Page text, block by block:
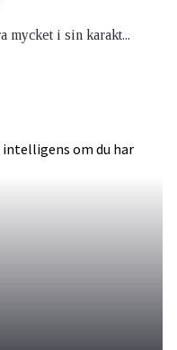
mycket i sin karakt...